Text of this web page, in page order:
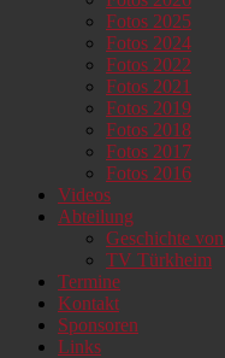
Fotos 2025
Fotos 2024
Fotos 2022
Fotos 2021
Fotos 2019
Fotos 2018
Fotos 2017
Fotos 2016
Videos
Abteilung
Geschichte
TV Türkheim
Termine
Kontakt
Sponsoren
Links